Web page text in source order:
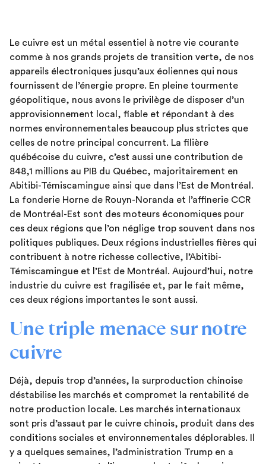
Le cuivre est un métal essentiel à notre vie courante
comme à nos grands projets de transition verte, de nos
appareils électroniques jusqu’aux éoliennes qui nous
fournissent de l’énergie propre. En pleine tourmente
géopolitique, nous avons le privilège de disposer d’un
approvisionnement local, fiable et répondant à des
normes environnementales beaucoup plus strictes que
celles de notre principal concurrent. La filière
québécoise du cuivre, c’est aussi une contribution de
848,1 millions au PIB du Québec, majoritairement en
Abitibi-Témiscamingue ainsi que dans l’Est de Montréal.
La fonderie Horne de Rouyn-Noranda et l’affinerie CCR
de Montréal-Est sont des moteurs économiques pour
ces deux régions que l’on néglige trop souvent dans nos
politiques publiques. Deux régions industrielles fières qui
contribuent à notre richesse collective, l’Abitibi-
Témiscamingue et l’Est de Montréal. Aujourd’hui, notre
industrie du cuivre est fragilisée et, par le fait même,
ces deux régions importantes le sont aussi.
Une triple menace sur notre
cuivre
Déjà, depuis trop d’années, la surproduction chinoise
déstabilise les marchés et compromet la rentabilité de
notre production locale. Les marchés internationaux
sont pris d’assaut par le cuivre chinois, produit dans des
conditions sociales et environnementales déplorables. Il
y a quelques semaines, l’administration Trump en a